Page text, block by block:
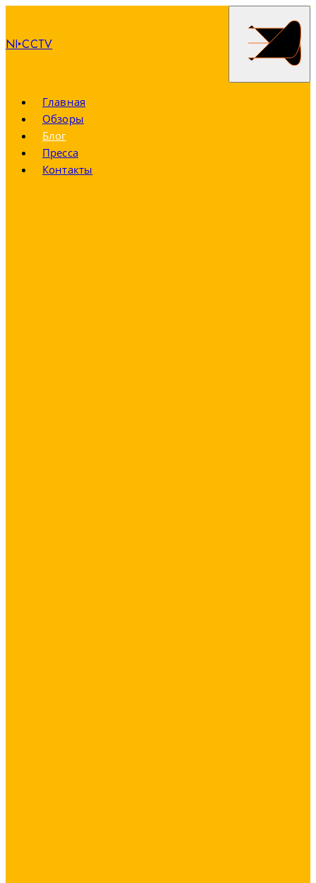
NI‣CCTV
Главная
Обзоры
Блог
Пресса
Контакты